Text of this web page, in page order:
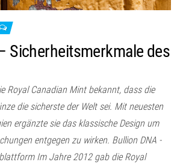
Sicherheitsmerkmale des
Royal Canadian Mint bekannt, dass die
die sicherste der Welt sei. Mit neuesten
ergänzte sie das klassische Design um
entgegen zu wirken. Bullion DNA -
Im Jahre 2012 gab die Royal